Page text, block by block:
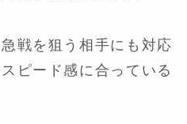
戦を狙う相手にも対応
ピード感に合っている